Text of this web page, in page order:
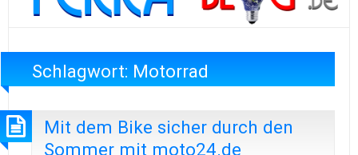
Schlagwort: Motorrad
Mit dem Bike sicher durch den
Sommer mit moto24.de